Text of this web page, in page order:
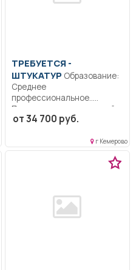
ТРЕБУЕТСЯ -
ШТУКАТУР
Среднее
профессиональное..
Подготовка поверхностей
под оштукатуривание.
от 34 700 руб.
г Кемерово